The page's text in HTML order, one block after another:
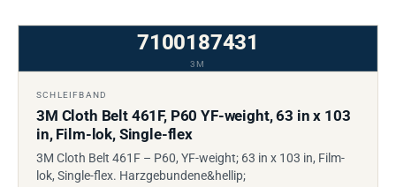
7100187431
3M
SCHLEIFBAND
3M Cloth Belt 461F, P60 YF-weight, 63 in x 103
in, Film-lok, Single-flex
3M Cloth Belt 461F – P60, YF-weight; 63 in x 103 in, Film-
lok, Single-flex. Harzgebundene&hellip;